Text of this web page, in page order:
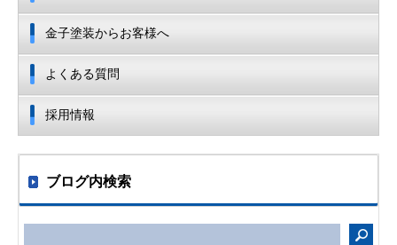
金子塗装からお客様へ
よくある質問
採用情報
ブログ内検索